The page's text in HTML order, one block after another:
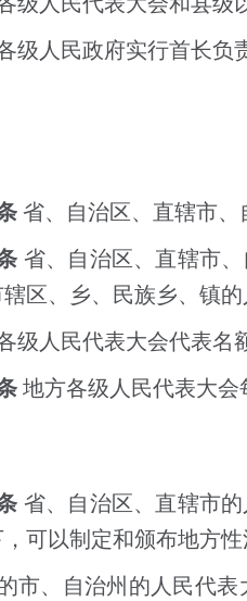
级人民政府实行首长负
省、自治区、直辖市、
省、自治区、直辖市
区、乡、民族乡、镇
级人民代表大会代表名
地方各级人民代表大会
省、自治区、直辖市
可以制定和颁布地方
市、自治州的人民代